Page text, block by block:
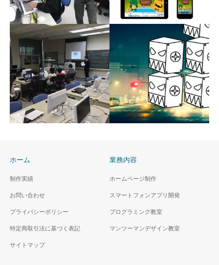
2018年 豊南小学校ゲーム
プログラミング授業講師
Unityによるゲームプログラミ
iPhoneアプリ開発教室
マンツーマンで一緒にiPhone
アプリを開発しませんか？
2017年 豊南小学校ゲーム
ング体験
庄内公民館「こどもプロ
グラミング教室 自作ゲ
ホーム
制作実績
お問い合わせ
プライバシーポリシー
特定商取引法に基づく表記
サイトマップ
業務内容
ホームページ制作
スマートフォンアプリ開発
プログラミング教室
マンツーマンデザイン教室